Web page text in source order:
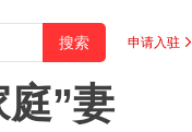
申请入驻
”妻